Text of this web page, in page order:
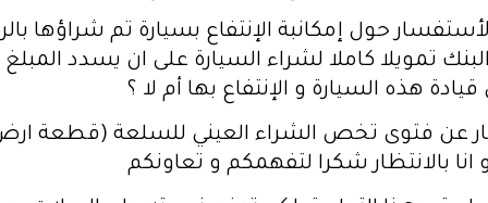
حول إمكانبة الإنتفاع بسيارة تم شراؤها
تمويلا كاملا لشراء السيارة على ان يسدد
هذه السيارة و الإنتفاع بها أم لا ؟
عن فتوى تخص الشراء العيني للسلعة (قطعة
انا بالانتظار شكرا لتفهمكم و تعاونكم